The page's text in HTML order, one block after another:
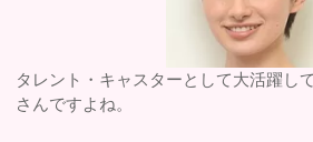
タレント・キャスターとして大活躍し
さんですよね。